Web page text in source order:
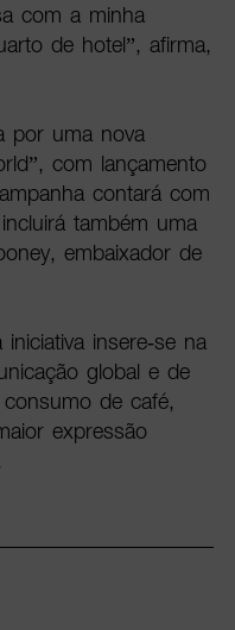
com a minha
de hotel”, afirma,
por uma nova
com lançamento
contará com
também uma
embaixador de
insere-se na
global e de
de café,
expressão